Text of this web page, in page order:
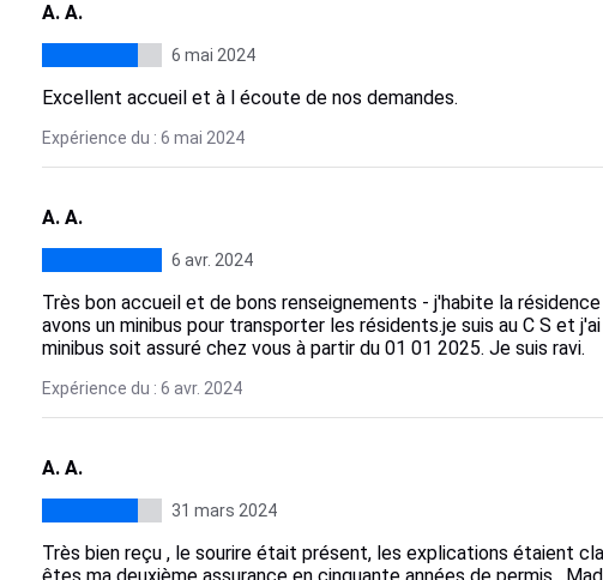
A. A.
6 mai 2024
Excellent accueil et à l écoute de nos demandes.
Expérience du : 6 mai 2024
A. A.
6 avr. 2024
Très bon accueil et de bons renseignements - j'habite la résidence
avons un minibus pour transporter les résidents.je suis au C S et
minibus soit assuré chez vous à partir du 01 01 2025. Je suis ravi.
Expérience du : 6 avr. 2024
A. A.
31 mars 2024
Très bien reçu , le sourire était présent, les explications étaient